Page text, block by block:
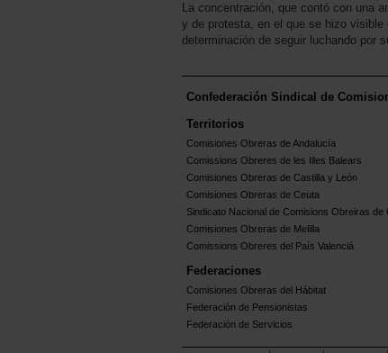
La concentración, que contó con una
y de protesta, en el que se hizo
determinación de seguir luchando por
Confederación Sindical de
Territorios
Comisiones Obreras de Andalucía
Comissions Obreres de les Illes Balears
Comisiones Obreras de Castilla y León
Comisiones Obreras de Ceuta
Sindicato Nacional de Comisions Obreiras de
Comisiones Obreras de Melilla
Comissions Obreres del Paìs Valenciá
Federaciones
Comisiones Obreras del Hábitat
Federación de Pensionistas
Federación de Servicios